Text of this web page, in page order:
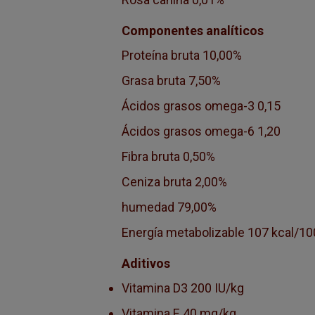
Componentes analíticos
Proteína bruta 10,00%
Grasa bruta 7,50%
Ácidos grasos omega-3 0,15
Ácidos grasos omega-6 1,20
Fibra bruta 0,50%
Ceniza bruta 2,00%
humedad 79,00%
Energía metabolizable 107 kcal/
Aditivos
Vitamina D3 200 IU/kg